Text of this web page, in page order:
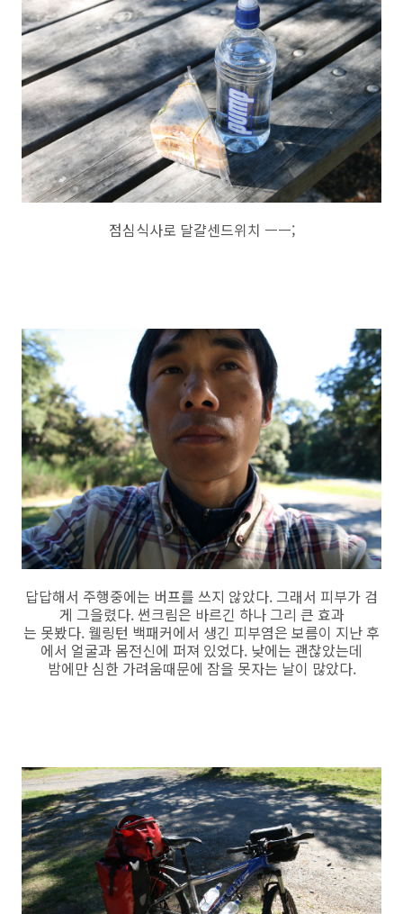
점심식사로 달걀센드위치 ㅡㅡ;
답답해서 주행중에는 버프를 쓰지 않았다. 그래서 피부가 검
게 그을렸다. 썬크림은 바르긴 하나 그리 큰 효과
는 못봤다. 웰링턴 백패커에서 생긴 피부염은 보름이 지난 후
에서 얼굴과 몸전신에 퍼져 있었다. 낮에는 괜찮았는데
밤에만 심한 가려움때문에 잠을 못자는 날이 많았다.